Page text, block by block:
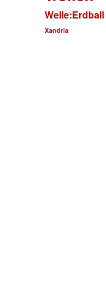
Welle:Erdball
Xandria